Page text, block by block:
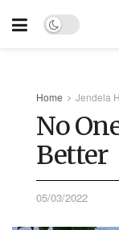
Home Jendela
No
Better
05/03/2022